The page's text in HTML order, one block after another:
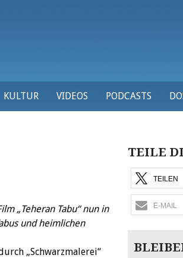
KULTUR VIDEOS PODCASTS
„Teheran Tabu“ nun in
und heimlichen
„Schwarzmalerei“
TEILE
TEILEN
E-MAIL